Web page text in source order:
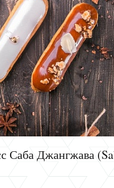
Саба Джангжава